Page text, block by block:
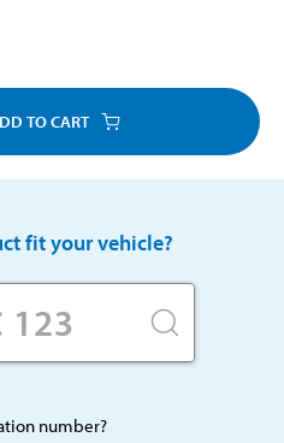
TO CART
fit your vehicle?
number?